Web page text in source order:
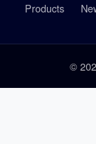
Products
©